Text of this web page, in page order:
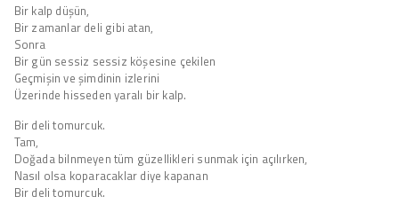
Bir kalp düşün,
Bir zamanlar deli gibi atan,
Sonra
Bir gün sessiz sessiz köşesine çekilen
Geçmişin ve şimdinin izlerini
Üzerinde hisseden yaralı bir kalp.
Bir deli tomurcuk.
Tam,
Doğada bilnmeyen tüm güzellikleri sunmak için açılırken,
Nasıl olsa koparacaklar diye kapanan
Bir deli tomurcuk.